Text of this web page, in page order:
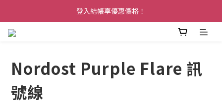
登入結帳享優惠價格！
Nordost Purple Flare 訊
號線